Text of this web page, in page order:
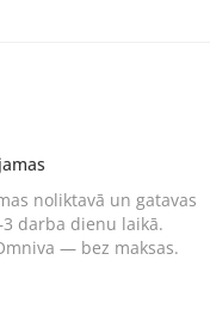
noliktavā un gatavas
darba dienu laikā.
— bez maksas.